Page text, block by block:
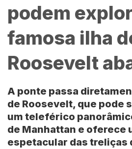
podem
famosa ilha
Roosevelt
A ponte passa
de Roosevelt, que pode
um teleférico
de Manhattan e oferece
espetacular das treliças